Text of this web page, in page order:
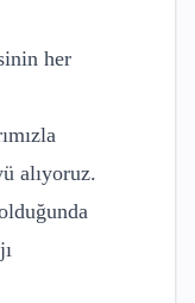
her
alıyoruz.